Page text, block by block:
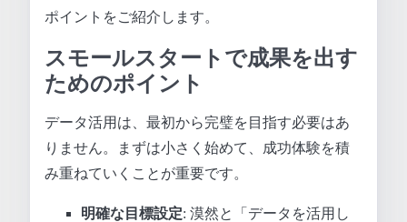
ポイントをご紹介します。
スモールスタートで成果を出す
ためのポイント
データ活用は、最初から完璧を目指す必要はあ
りません。まずは小さく始めて、成功体験を積
み重ねていくことが重要です。
明確な目標設定: 漠然と「データを活用し